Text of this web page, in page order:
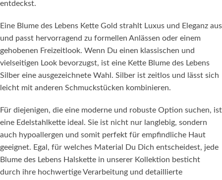
entdeckst.
Eine Blume des Lebens Kette Gold strahlt Luxus und Eleganz aus
und passt hervorragend zu formellen Anlässen oder einem
gehobenen Freizeitlook. Wenn Du einen klassischen und
vielseitigen Look bevorzugst, ist eine Kette Blume des Lebens
Silber eine ausgezeichnete Wahl. Silber ist zeitlos und lässt sich
leicht mit anderen Schmuckstücken kombinieren.
Für diejenigen, die eine moderne und robuste Option suchen, ist
eine Edelstahlkette ideal. Sie ist nicht nur langlebig, sondern
auch hypoallergen und somit perfekt für empfindliche Haut
geeignet. Egal, für welches Material Du Dich entscheidest, jede
Blume des Lebens Halskette in unserer Kollektion besticht
durch ihre hochwertige Verarbeitung und detaillierte